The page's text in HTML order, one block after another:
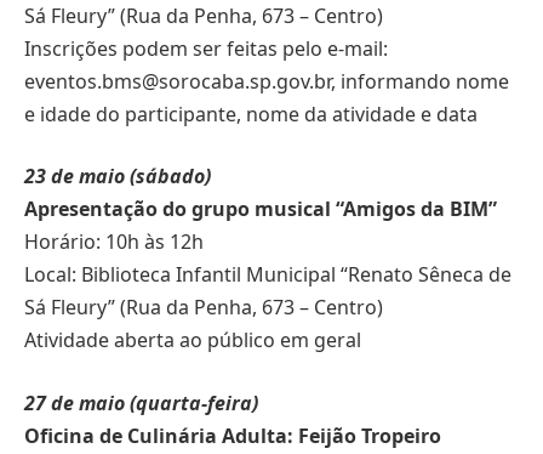
Sá Fleury” (Rua da Penha, 673 – Centro)
Inscrições podem ser feitas pelo e-mail:
eventos.bms@sorocaba.sp.gov.br, informando nome
e idade do participante, nome da atividade e data
23 de maio (sábado)
Apresentação do grupo musical “Amigos da BIM”
Horário: 10h às 12h
Local: Biblioteca Infantil Municipal “Renato Sêneca de
Sá Fleury” (Rua da Penha, 673 – Centro)
Atividade aberta ao público em geral
27 de maio (quarta-feira)
Oficina de Culinária Adulta: Feijão Tropeiro